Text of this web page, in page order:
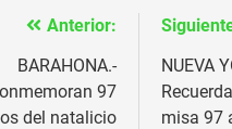
Anterior:
BARAHONA.-
97
del natalicio
NUEVA
misa 97